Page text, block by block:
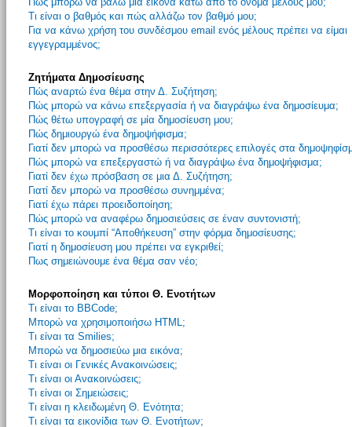
Τι είναι ο βαθμός και πώς αλλάζω τον βαθμό μου;
Για να κάνω χρήση του συνδέσμου email ενός μέλους πρέπει να είμαι
εγγεγραμμένος;
Ζητήματα Δημοσίευσης
Πώς αναρτώ ένα θέμα στην Δ. Συζήτηση;
Πώς μπορώ να κάνω επεξεργασία ή να διαγράψω ένα δημοσίευμα;
Πώς θέτω υπογραφή σε μία δημοσίευση μου;
Πώς δημιουργώ ένα δημοψήφισμα;
Γιατί δεν μπορώ να προσθέσω περισσότερες επιλογές στα
Πώς μπορώ να επεξεργαστώ ή να διαγράψω ένα δημοψήφισμα;
Γιατί δεν έχω πρόσβαση σε μια Δ. Συζήτηση;
Γιατί δεν μπορώ να προσθέσω συνημμένα;
Γιατί έχω πάρει προειδοποίηση;
Πώς μπορώ να αναφέρω δημοσιεύσεις σε έναν συντονιστή;
Τι είναι το κουμπί “Αποθήκευση” στην φόρμα δημοσίευσης;
Γιατί η δημοσίευση μου πρέπει να εγκριθεί;
Πως σημειώνουμε ένα θέμα σαν νέο;
Μορφοποίηση και τύποι Θ. Ενοτήτων
Τι είναι το BBCode;
Μπορώ να χρησιμοποιήσω HTML;
Τι είναι τα Smilies;
Μπορώ να δημοσιεύω μια εικόνα;
Τι είναι οι Γενικές Ανακοινώσεις;
Τι είναι οι Ανακοινώσεις;
Τι είναι οι Σημειώσεις;
Τι είναι η κλειδωμένη Θ. Ενότητα;
Τι είναι τα εικονίδια των Θ. Ενοτήτων;